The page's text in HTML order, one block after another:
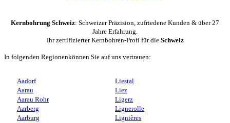
Kernbohrung Schweiz: Schweizer Präzision, zufriedene Kunden & über 27
Jahre Erfahrung.
Ihr zertifizierter Kernbohren-Profi für die Schweiz
In folgenden Regionenkönnen Sie auf uns vertrauen:
Aadorf
Aarau
Aarau Rohr
Aarberg
Aarburg
Liestal
Liez
Ligerz
Lignerolle
Lignières